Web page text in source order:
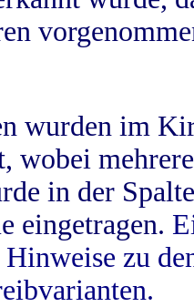
wurden im
wobei
in der
eingetragen.
zu